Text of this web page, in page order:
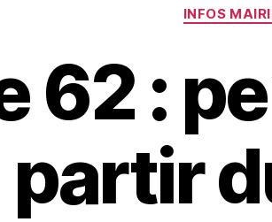
INFOS
62 :
partir